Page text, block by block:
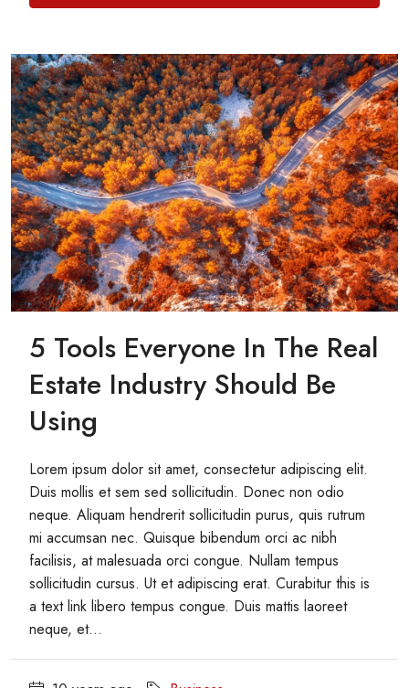
5 Tools Everyone In The Real
Estate Industry Should Be
Using
Lorem ipsum dolor sit amet, consectetur adipiscing elit.
Duis mollis et sem sed sollicitudin. Donec non odio
neque. Aliquam hendrerit sollicitudin purus, quis rutrum
mi accumsan nec. Quisque bibendum orci ac nibh
facilisis, at malesuada orci congue. Nullam tempus
sollicitudin cursus. Ut et adipiscing erat. Curabitur this is
a text link libero tempus congue. Duis mattis laoreet
neque, et...